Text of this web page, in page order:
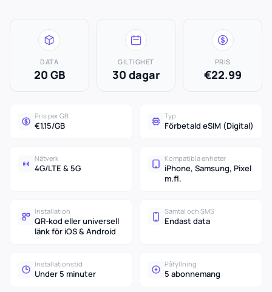
DATA
20 GB
GILTIGHET
30 dagar
PRIS
€22.99
Pris per GB
€1.15/GB
Typ
Förbetald eSIM (Digital)
Nätverk
4G/LTE & 5G
Kompatibla enheter
iPhone, Samsung, Pixel
m.fl.
Installation
QR-kod eller universell
länk för iOS & Android
Samtal och SMS
Endast data
Installationstid
Under 5 minuter
Påfyllning
5 abonnemang